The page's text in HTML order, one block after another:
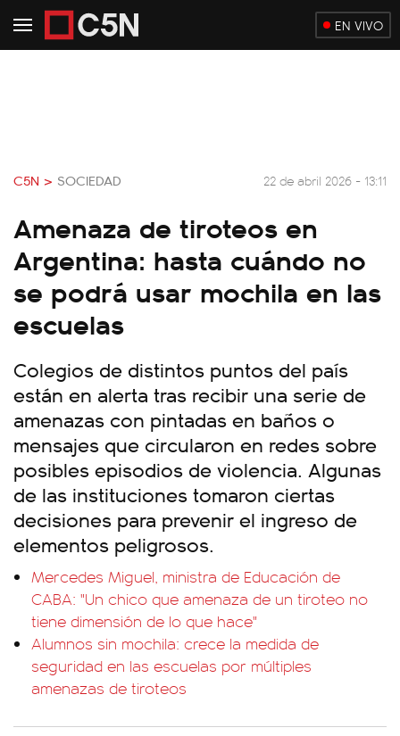
EN VIVO
C5N > SOCIEDAD 22 de abril 2026 - 13:11
Amenaza de tiroteos en
Argentina: hasta cuándo no
se podrá usar mochila en las
escuelas
Colegios de distintos puntos del país
están en alerta tras recibir una serie de
amenazas con pintadas en baños o
mensajes que circularon en redes sobre
posibles episodios de violencia. Algunas
de las instituciones tomaron ciertas
decisiones para prevenir el ingreso de
elementos peligrosos.
Mercedes Miguel, ministra de Educación de
CABA: "Un chico que amenaza de un tiroteo no
tiene dimensión de lo que hace"
Alumnos sin mochila: crece la medida de
seguridad en las escuelas por múltiples
amenazas de tiroteos